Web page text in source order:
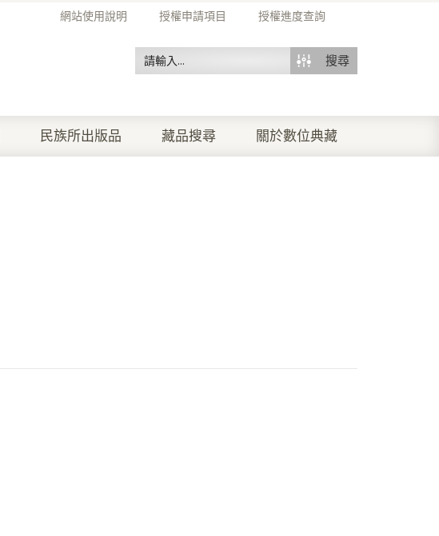
網站使用說明 授權申請項目 授權進度查詢
搜尋
民族所出版品 藏品搜尋 關於數位典藏